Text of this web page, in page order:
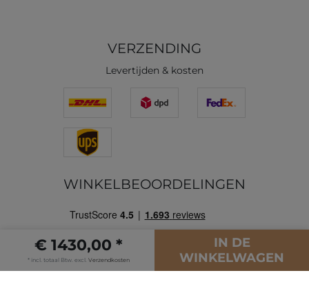
€ 1430,00 *
* incl. totaal Btw. excl. Verzendkosten
IN DE
WINKELWAGEN
VERZENDING
Levertijden & kosten
WINKELBEOORDELINGEN